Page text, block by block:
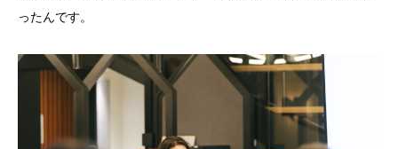
ったんです。